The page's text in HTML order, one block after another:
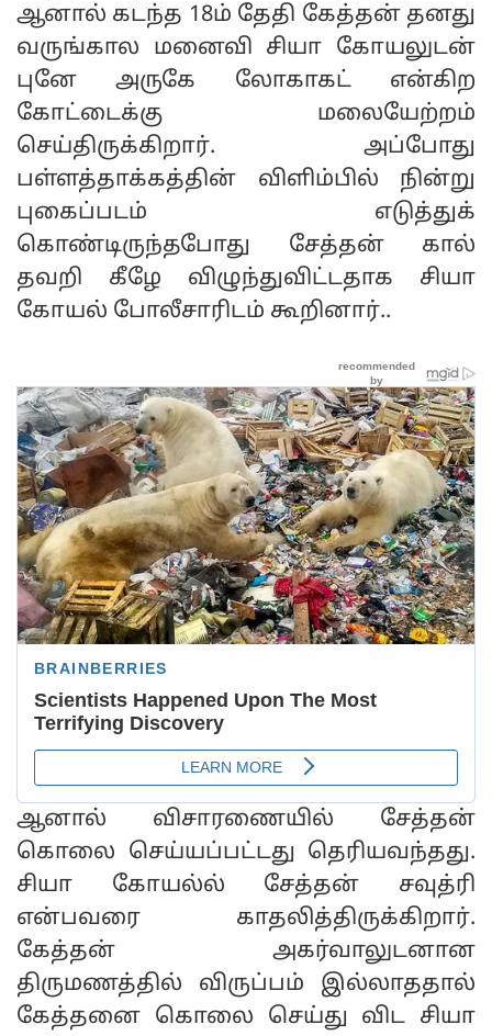
ஆனால் கடந்த 18ம் தேதி கேத்தன் தனது
வருங்கால மனைவி சியா கோயலுடன்
புனே அருகே லோகாகட் என்கிற
கோட்டைக்கு மலையேற்றம்
செய்திருக்கிறார். அப்போது
பள்ளத்தாக்கத்தின் விளிம்பில் நின்று
புகைப்படம் எடுத்துக்
கொண்டிருந்தபோது சேத்தன் கால்
தவறி கீழே விழுந்துவிட்டதாக சியா
கோயல் போலீசாரிடம் கூறினார்..
ஆனால் விசாரணையில் சேத்தன்
கொலை செய்யப்பட்டது தெரியவந்தது.
சியா கோயல்ல் சேத்தன் சவுத்ரி
என்பவரை காதலித்திருக்கிறார்.
கேத்தன் அகர்வாலுடனான
திருமணத்தில் விருப்பம் இல்லாததால்
கேத்தனை கொலை செய்து விட சியா